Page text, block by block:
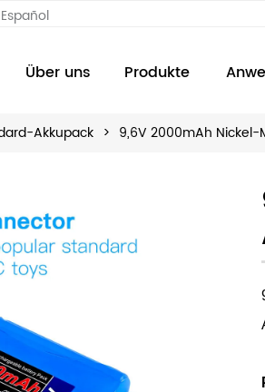
Español
Über uns Produkte
Akkupack > 9,6V 2000mAh